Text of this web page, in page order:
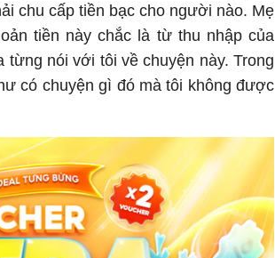
chu cấp tiền bạc cho người nào. Mẹ
tiền này chắc là từ thu nhập của
nói với tôi về chuyện này. Trong
có chuyện gì đó mà tôi không được